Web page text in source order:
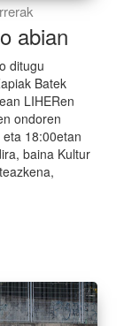
abian
ditugu
Batek
LIHERen
ondoren
18:00etan
baina Kultur